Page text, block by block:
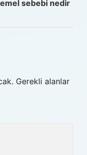
sebebi nedir
Gerekli alanlar